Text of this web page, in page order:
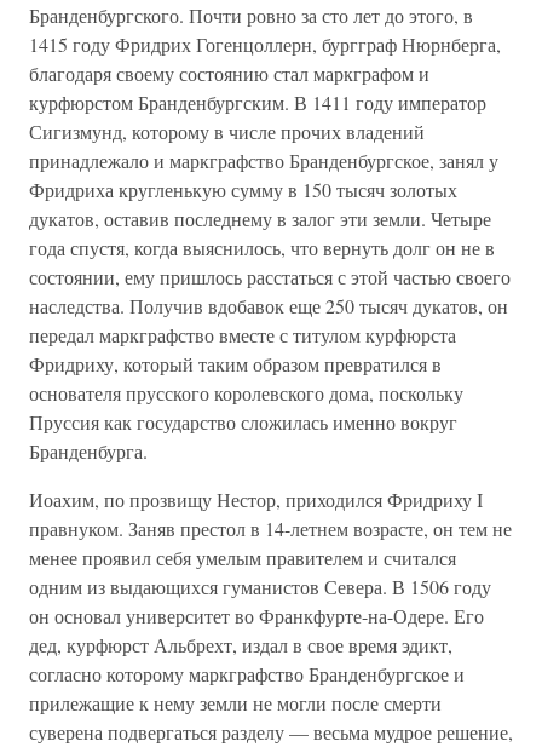
Бранденбургского. Почти ровно за сто лет до этого, в
1415 году Фридрих Гогенцоллерн, бургграф Нюрнберга,
благодаря своему состоянию стал маркграфом и
курфюрстом Бранденбургским. В 1411 году император
Сигизмунд, которому в числе прочих владений
принадлежало и маркграфство Бранденбургское, занял у
Фридриха кругленькую сумму в 150 тысяч золотых
дукатов, оставив последнему в залог эти земли. Четыре
года спустя, когда выяснилось, что вернуть долг он не в
состоянии, ему пришлось расстаться с этой частью своего
наследства. Получив вдобавок еще 250 тысяч дукатов, он
передал маркграфство вместе с титулом курфюрста
Фридриху, который таким образом превратился в
основателя прусского королевского дома, поскольку
Пруссия как государство сложилась именно вокруг
Бранденбурга.
Иоахим, по прозвищу Нестор, приходился Фридриху I
правнуком. Заняв престол в 14-летнем возрасте, он тем не
менее проявил себя умелым правителем и считался
одним из выдающихся гуманистов Севера. В 1506 году
он основал университет во Франкфурте-на-Одере. Его
дед, курфюрст Альбрехт, издал в свое время эдикт,
согласно которому маркграфство Бранденбургское и
прилежащие к нему земли не могли после смерти
суверена подвергаться разделу — весьма мудрое решение,